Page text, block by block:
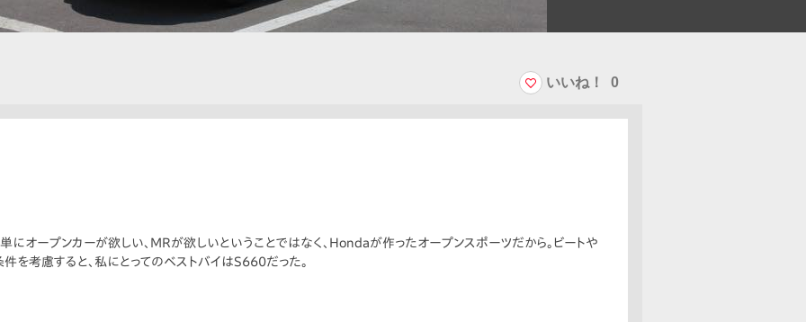
いいね！ 0
にオープンカーが欲しい、MRが欲しいということではなく、Hondaが作ったオープンスポーツだから。ビートや
を考慮すると、私にとってのベストバイはS660だった。